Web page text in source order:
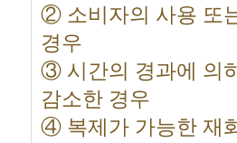
② 소비자의 사용 또
경우
③ 시간의 경과에 의
감소한 경우
④ 복제가 가능한 재